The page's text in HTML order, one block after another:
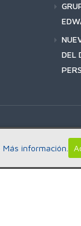
DEL
Más información.